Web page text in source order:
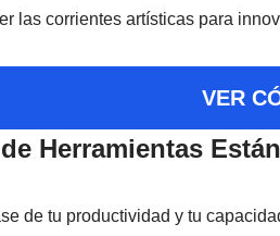
las corrientes artísticas para
VER
Herramientas
de tu productividad y tu